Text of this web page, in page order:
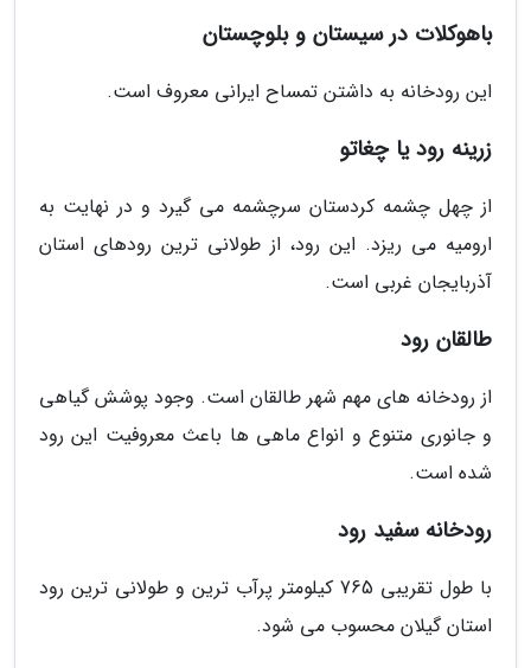
باهوکلات در سیستان و بلوچستان
این رودخانه به داشتن تمساح ایرانی معروف است.
زرینه رود یا چغاتو
از چهل چشمه کردستان سرچشمه می گیرد و در نهایت به
ارومیه می ریزد. این رود، از طولانی ترین رودهای استان
آذربایجان غربی است.
طالقان رود
از رودخانه های مهم شهر طالقان است. وجود پوشش گیاهی
و جانوری متنوع و انواع ماهی ها باعث معروفیت این رود
شده است.
رودخانه سفید رود
با طول تقریبی 765 کیلومتر پرآب ترین و طولانی ترین رود
استان گیلان محسوب می شود.